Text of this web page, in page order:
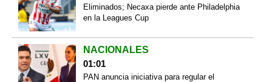
Eliminados; Necaxa pierde ante Philadelphia
en la Leagues Cup
NACIONALES
01:01
PAN anuncia iniciativa para regular el